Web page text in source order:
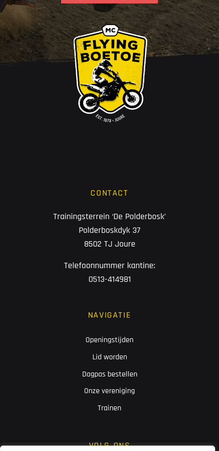
CONTACT
Trainingsterrein ‘De Polderbosk’
Polderboskdyk 37
8502 TJ Joure
Telefoonnummer kantine:
0513-414981
NAVIGATIE
Openingstijden
Lid worden
Dagpas bestellen
Onze vereniging
Trainen
VOLG ONS